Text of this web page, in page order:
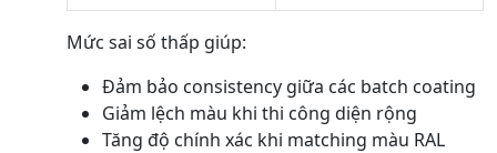
Mức sai số thấp giúp:
Đảm bảo consistency giữa các batch coating
Giảm lệch màu khi thi công diện rộng
Tăng độ chính xác khi matching màu RAL